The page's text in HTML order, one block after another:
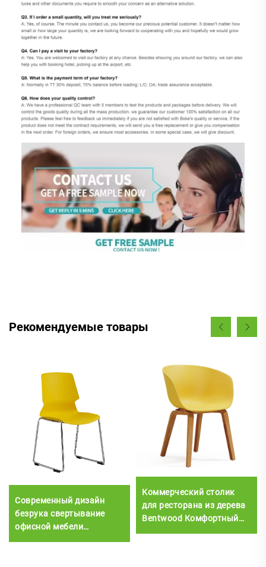
Рекомендуемые товары
Современный дизайн
безрука свертывание
офисной мебели
Коммерческий столик
для ресторана из дерева
Bentwood Комфортный